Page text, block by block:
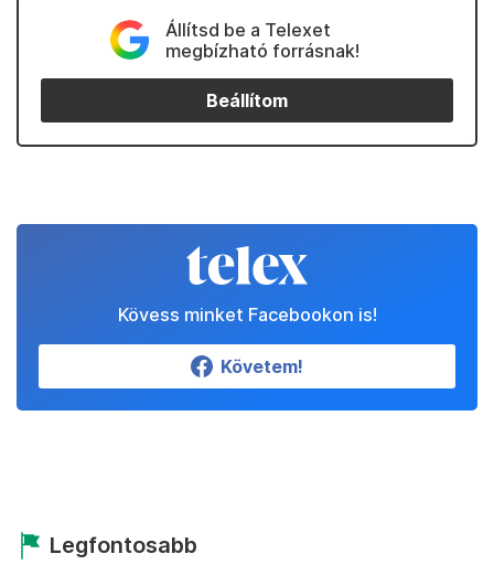
Állítsd be a Telexet
megbízható forrásnak!
Beállítom
Kövess minket Facebookon is!
Követem!
Legfontosabb